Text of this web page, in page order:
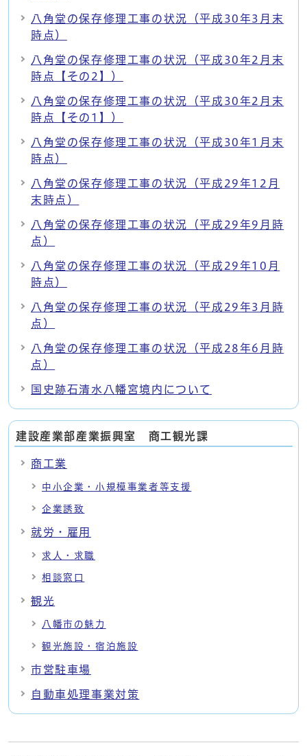
八角堂の保存修理工事の状況（平成30年3月末
時点）
八角堂の保存修理工事の状況（平成30年2月末
時点【その2】）
八角堂の保存修理工事の状況（平成30年2月末
時点【その1】）
八角堂の保存修理工事の状況（平成30年1月末
時点）
八角堂の保存修理工事の状況（平成29年12月
末時点）
八角堂の保存修理工事の状況（平成29年9月時
点）
八角堂の保存修理工事の状況（平成29年10月
時点）
八角堂の保存修理工事の状況（平成29年3月時
点）
八角堂の保存修理工事の状況（平成28年6月時
点）
国史跡石清水八幡宮境内について
建設産業部産業振興室 商工観光課
商工業
中小企業・小規模事業者等支援
企業誘致
就労・雇用
求人・求職
相談窓口
観光
八幡市の魅力
観光施設・宿泊施設
市営駐車場
自動車処理事業対策